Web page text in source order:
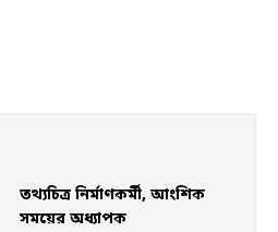
তথ্যচিত্র নির্মাণকর্মী, আংশিক
সময়ের অধ্যাপক